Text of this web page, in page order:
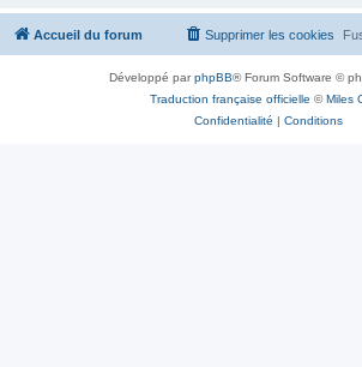
Accueil du forum Supprimer les cookies
Développé parphpBB® Forum Software ©
Traduction française officielle ©Miles
Confidentialité | Conditions